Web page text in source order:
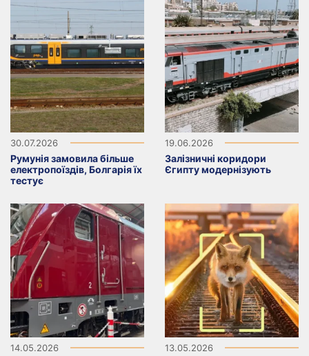
30.07.2026
Румунія замовила більше
електропоїздів, Болгарія їх
тестує
19.06.2026
Залізничні коридори
Єгипту модернізують
14.05.2026 13.05.2026